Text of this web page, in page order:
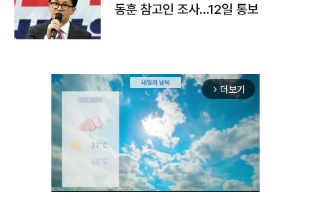
동훈 참고인 조사...12일 통보
arrow_forward_ios 더보기